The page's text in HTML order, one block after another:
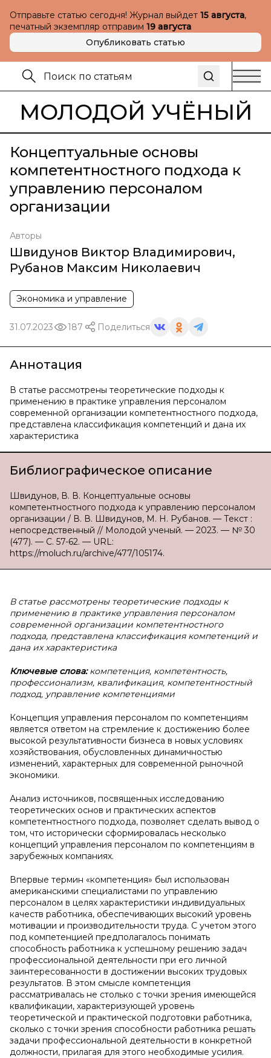
Отправьте статью сегодня! Журнал выйдет 15 августа,
печатный экземпляр отправим 19 августа
Опубликовать статью
МОЛОДОЙ УЧЁНЫЙ
Концептуальные основы
компетентностного подхода к
управлению персоналом
организации
Авторы
Швидунов Виктор Владимирович,
Рубанов Максим Николаевич
Экономика и управление
31.07.2023 187 Поделиться
Аннотация
В статье рассмотрены теоретические подходы к
применению в практике управления персоналом
современной организации компетентностного подхода,
представлена классификация компетенций и дана их
характеристика
Библиографическое описание
Швидунов, В. В. Концептуальные основы
компетентностного подхода к управлению персоналом
организации / В. В. Швидунов, М. Н. Рубанов. — Текст :
непосредственный // Молодой ученый. — 2023. — № 30
(477). — С. 57-62. — URL:
https://moluch.ru/archive/477/105174.
В статье рассмотрены теоретические подходы к
применению в практике управления персоналом
современной организации компетентностного
подхода, представлена классификация компетенций и
дана их характеристика
Ключевые слова:компетенция, компетентность,
профессионализм, квалификация, компетентностный
подход, управление компетенциями
Концепция управления персоналом по компетенциям
является ответом на стремление к достижению более
высокой результативности бизнеса в новых условиях
хозяйствования, обусловленных динамичностью
изменений, характерных для современной рыночной
экономики.
Анализ источников, посвященных исследованию
теоретических основ и практических аспектов
компетентностного подхода, позволяет сделать вывод о
том, что исторически сформировалась несколько
концепций управления персоналом по компетенциям в
зарубежных компаниях.
Впервые термин «компетенция» был использован
американскими специалистами по управлению
персоналом в целях характеристики индивидуальных
качеств работника, обеспечивающих высокий уровень
мотивации и производительности труда. С учетом этого
под компетенцией предполагалось понимать
способность работника к успешному решению задач
профессиональной деятельности при его личной
заинтересованности в достижении высоких трудовых
результатов. В этом смысле компетенция
рассматривалась не столько с точки зрения имеющейся
квалификации, характеризующей уровень
теоретической и практической подготовки работника,
сколько с точки зрения способности работника решать
задачи профессиональной деятельности в конкретной
должности, прилагая для этого необходимые усилия.